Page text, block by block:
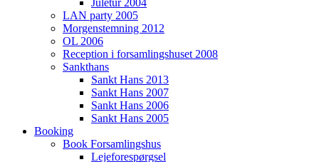
Juletur 2004
LAN party 2005
Morgenstemning 2012
OL 2006
Reception i forsamlingshuset 2008
Sankthans
Sankt Hans 2013
Sankt Hans 2007
Sankt Hans 2006
Sankt Hans 2005
Booking
Book Forsamlingshus
Lejeforespørgsel